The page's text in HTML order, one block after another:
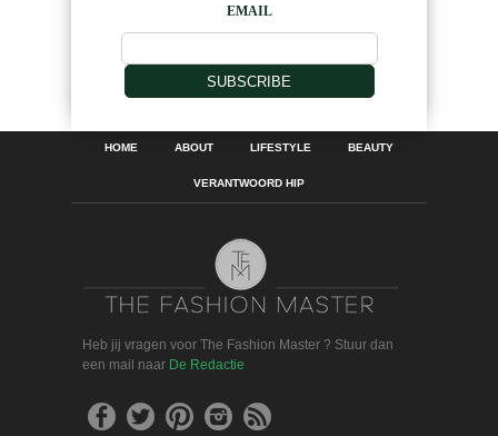
EMAIL
SUBSCRIBE
HOME ABOUT LIFESTYLE BEAUTY
VERANTWOORD HIP
Heb jij vragen voor The Fashion Master ? Stuur dan
een mail naar De Redactie